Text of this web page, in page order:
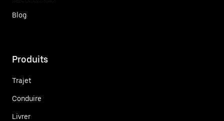
Blog
Produits
Trajet
Conduire
Livrer